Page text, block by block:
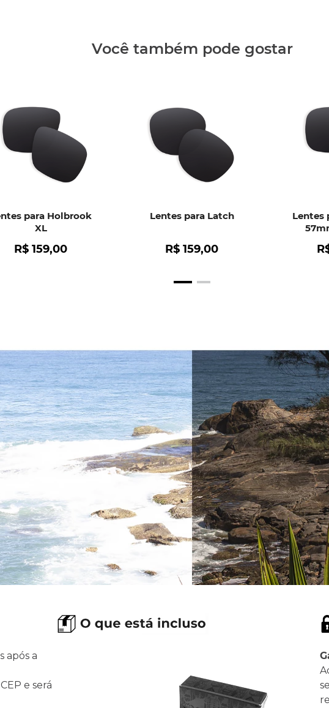
Clique
Você também pode gostar
para Holbrook
XL
R$ 159,00
Lentes para Latch
R$ 159,00
Lentes
após a
e será